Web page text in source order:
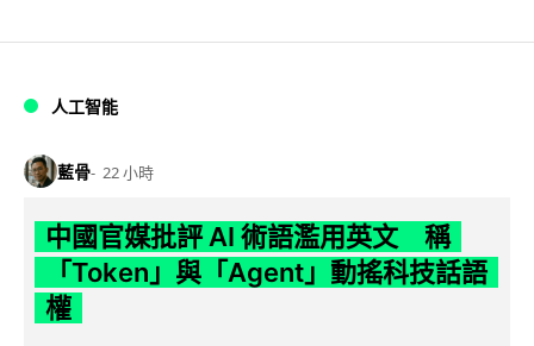
人工智能
藍骨 22 小時
中國官媒批評 AI 術語濫用英文 稱
「Token」與「Agent」動搖科技話語
權